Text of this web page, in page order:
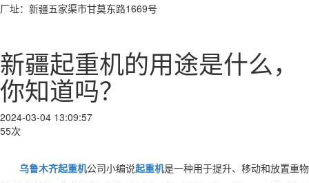
厂址：新疆五家渠市甘莫东路1669号
新疆起重机的用途是什么，
你知道吗？
2024-03-04 13:09:57
55次
乌鲁木齐起重机公司小编说起重机是一种用于提升、移动和放置重物